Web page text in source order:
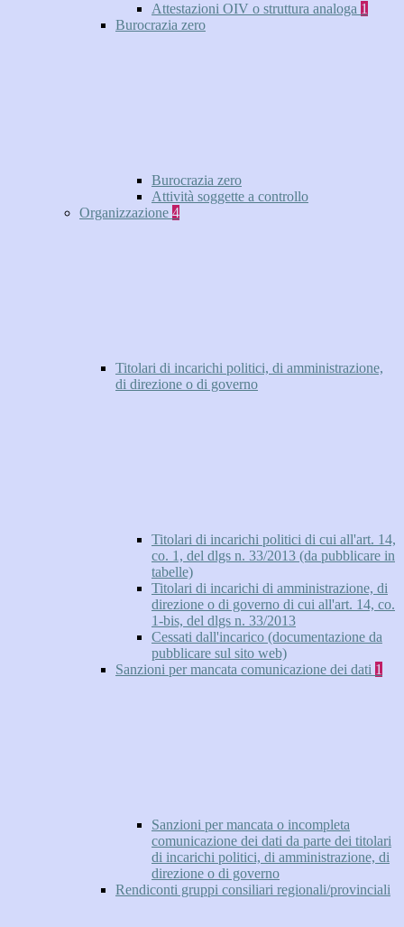
Attestazioni OIV o struttura analoga 1
Burocrazia zero
Burocrazia zero
Attività soggette a controllo
Organizzazione 4
Titolari di incarichi politici, di amministrazione,
di direzione o di governo
Titolari di incarichi politici di cui all'art. 14,
co. 1, del dlgs n. 33/2013 (da pubblicare in
tabelle)
Titolari di incarichi di amministrazione, di
direzione o di governo di cui all'art. 14, co.
1-bis, del dlgs n. 33/2013
Cessati dall'incarico (documentazione da
pubblicare sul sito web)
Sanzioni per mancata comunicazione dei dati 1
Sanzioni per mancata o incompleta
comunicazione dei dati da parte dei titolari
di incarichi politici, di amministrazione, di
direzione o di governo
Rendiconti gruppi consiliari regionali/provinciali